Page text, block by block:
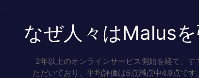
なぜ人々はMalus
2年以上のオンラインサービス開始を経て、
ただいており、平均評価は5点満点中4.9点で